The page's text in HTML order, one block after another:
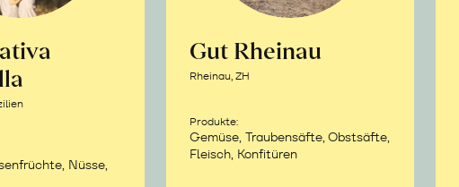
Nüsse,
Gut Rheinau
Rheinau, ZH
Produkte:
Gemüse, Traubensäfte, Obstsäfte,
Fleisch, Konfitüren